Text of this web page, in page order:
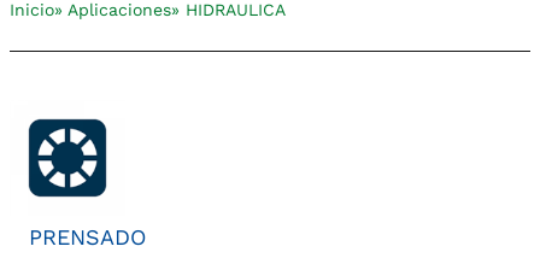
Inicio» Aplicaciones» HIDRAULICA
PRENSADO